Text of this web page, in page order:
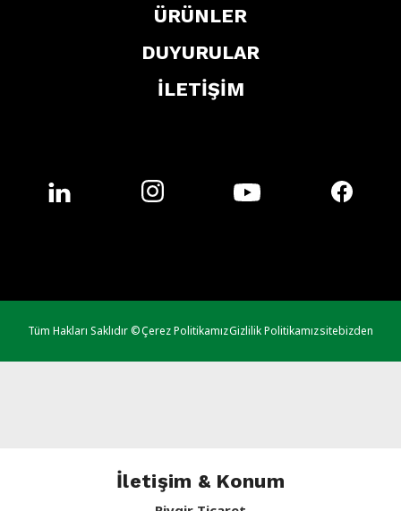
ÜRÜNLER
DUYURULAR
İLETİŞİM
Tüm Hakları Saklıdır ©Çerez PolitikamızGizlilik Politikamızsitebizden
İletişim & Konum